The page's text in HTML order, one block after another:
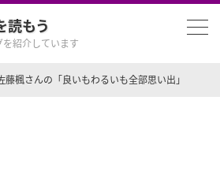
読もう
紹介しています
藤楓さんの「良いもわるいも全部思い出」